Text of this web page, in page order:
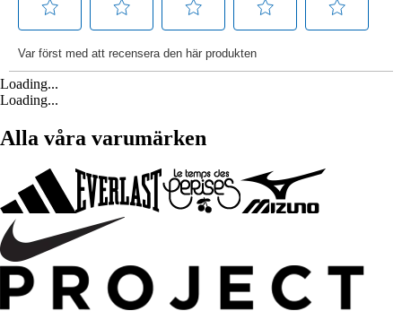
Loading...
Loading...
Alla våra varumärken